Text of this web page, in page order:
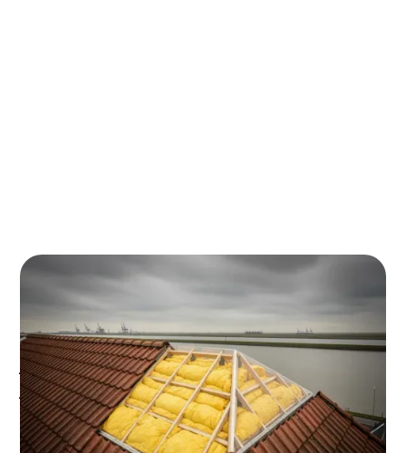
Woon je in Terneuzen en wil je eindelijk van die
torenhoge energierekening af? Met dakisolatie pak
je gemakkelijk €400-600 per jaar besparing en maak
je je woning een stuk comfortabeler. In deze
havenstad aan de Westerschelde betaal je je
investering binnen 4-5 jaar terug.